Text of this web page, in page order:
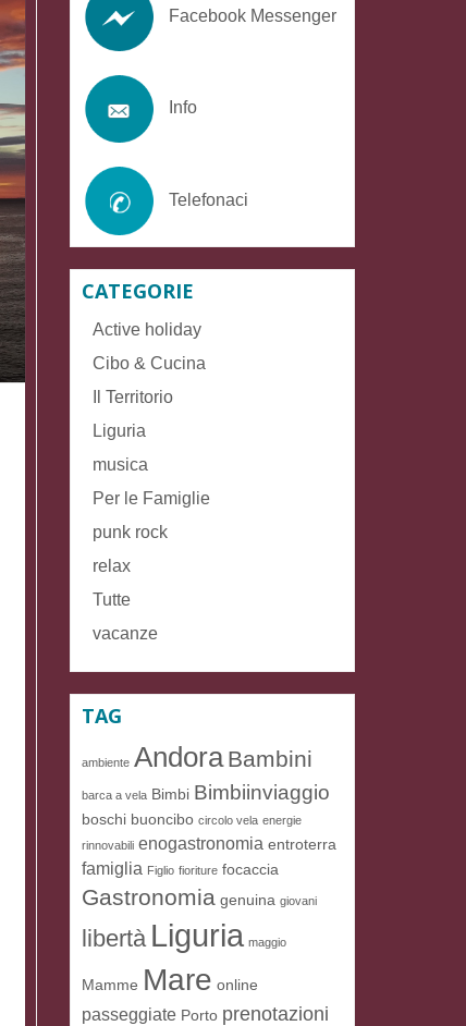
Facebook Messenger
Info
Telefonaci
CATEGORIE
Active holiday
Cibo & Cucina
Il Territorio
Liguria
musica
Per le Famiglie
punk rock
relax
Tutte
vacanze
TAG
ambiente Andora Bambini
barca a vela Bimbi Bimbiinviaggio
boschi buoncibo circolo vela energie
rinnovabili enogastronomia entroterra
famiglia Figlio fioriture focaccia
Gastronomia genuina giovani
libertà Liguria maggio
Mamme Mare online
passeggiate Porto prenotazioni